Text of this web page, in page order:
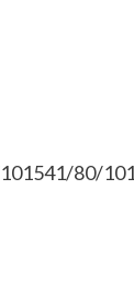
80/